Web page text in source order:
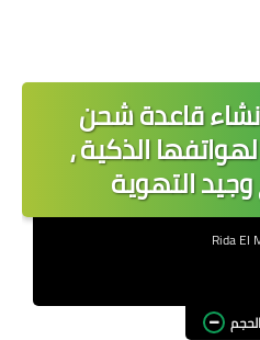
قاعدة شحن
الذكية ،
التهوية
Rida El
الحجم